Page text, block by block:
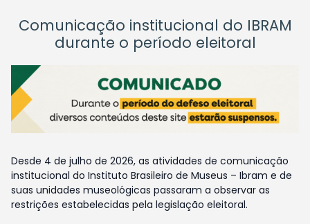
Comunicação institucional do IBRAM
durante o período eleitoral
Desde 4 de julho de 2026, as atividades de comunicação
institucional do Instituto Brasileiro de Museus – Ibram e de
suas unidades museológicas passaram a observar as
restrições estabelecidas pela legislação eleitoral.